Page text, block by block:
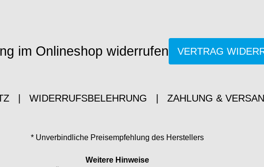
im Onlineshop widerrufen VERTRAG
WIDERRUFSBELEHRUNG ZAHLUNG &
* Unverbindliche Preisempfehlung des Herstellers
Weitere Hinweise